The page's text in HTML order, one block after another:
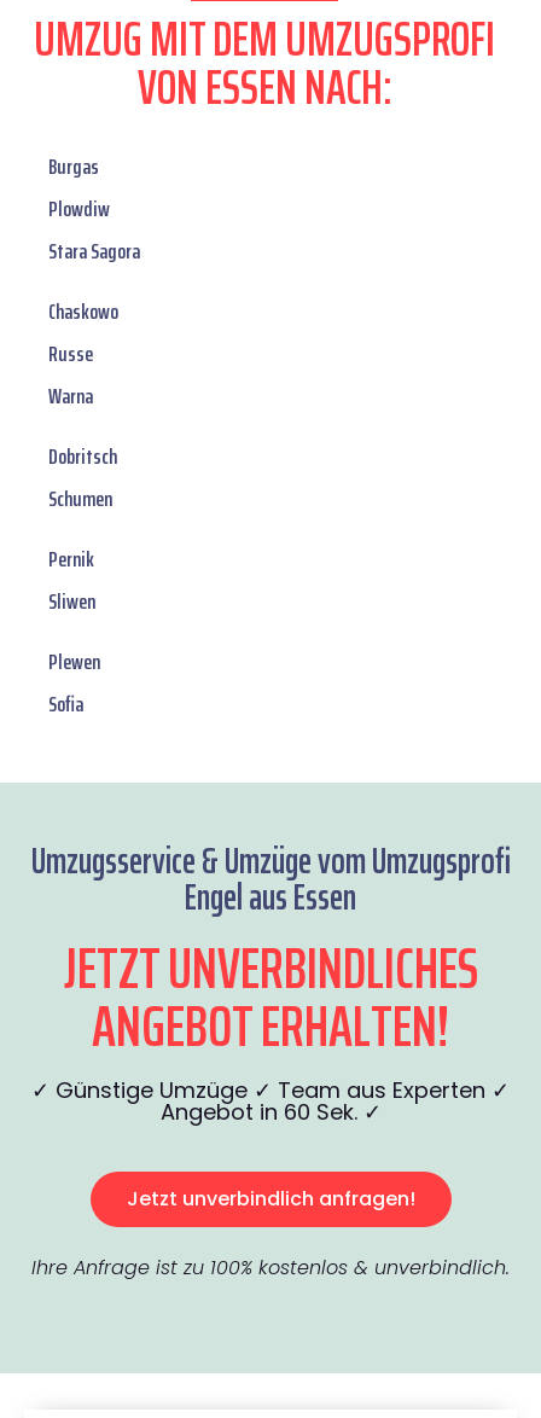
UMZUG MIT DEM UMZUGSPROFI
VON ESSEN NACH:
Burgas
Plowdiw
Stara Sagora
Chaskowo
Russe
Warna
Dobritsch
Schumen
Pernik
Sliwen
Plewen
Sofia
Umzugsservice & Umzüge vom Umzugsprofi
Engel aus Essen
JETZT UNVERBINDLICHES
ANGEBOT ERHALTEN!
✓ Günstige Umzüge ✓ Team aus Experten ✓
Angebot in 60 Sek. ✓
Jetzt unverbindlich anfragen!
Ihre Anfrage ist zu 100% kostenlos & unverbindlich.